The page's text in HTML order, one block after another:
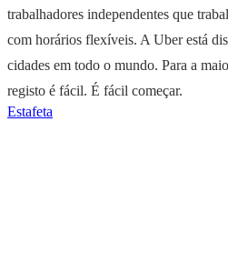
trabalhadores independentes que
com horários flexíveis. A Uber está
cidades em todo o mundo. Para a
registo é fácil. É fácil começar.
Estafeta